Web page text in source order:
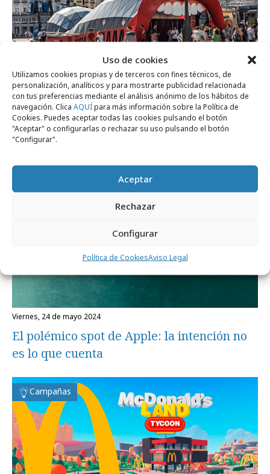
Uso de cookies
Utilizamos cookies propias y de terceros con fines técnicos, de
personalización, analíticos y para mostrarte publicidad relacionada
con tus preferencias mediante el análisis anónimo de los hábitos de
navegación. Clica AQUÍpara más información sobre la Política de
Cookies. Puedes aceptar todas las cookies pulsando el botón
"Aceptar" o configurarlas o rechazar su uso pulsando el botón
"Configurar".
Aceptar
Rechazar
Configurar
Política de CookiesAviso Legal
martes, 15 de julio 2025
“Furia”, la nueva serie de HBO Max, toma
la estación de Sol
viernes, 24 de mayo 2024
El polémico spot de Apple: la intención no
es lo que cuenta
Campañas